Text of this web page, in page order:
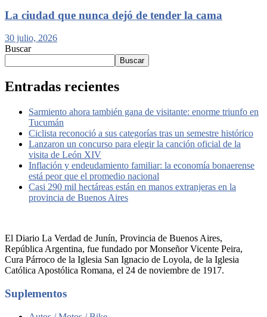
La ciudad que nunca dejó de tender la cama
30 julio, 2026
Buscar
Buscar
Entradas recientes
Sarmiento ahora también gana de visitante: enorme triunfo en
Tucumán
Ciclista reconoció a sus categorías tras un semestre histórico
Lanzaron un concurso para elegir la canción oficial de la
visita de León XIV
Inflación y endeudamiento familiar: la economía bonaerense
está peor que el promedio nacional
Casi 290 mil hectáreas están en manos extranjeras en la
provincia de Buenos Aires
El Diario La Verdad de Junín, Provincia de Buenos Aires,
República Argentina, fue fundado por Monseñor Vicente Peira,
Cura Párroco de la Iglesia San Ignacio de Loyola, de la Iglesia
Católica Apostólica Romana, el 24 de noviembre de 1917.
Suplementos